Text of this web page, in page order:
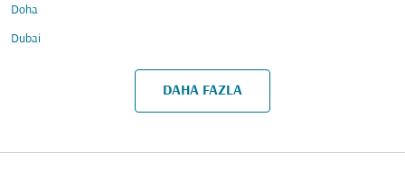
Doha
Dubai
DAHA FAZLA